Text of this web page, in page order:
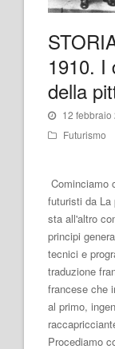
1910. I
della
12 febbraio
Futurismo
Cominciamo
futuristi da
sta all'altro
principi
tecnici e
traduzione
francese che
al primo,
Procediamo